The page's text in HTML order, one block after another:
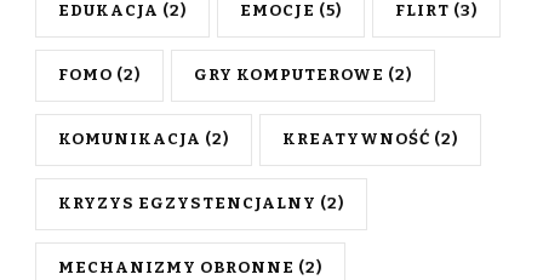
EDUKACJA (2) EMOCJE (5) FLIRT (3)
FOMO (2) GRY KOMPUTEROWE (2)
KOMUNIKACJA (2) KREATYWNOŚĆ (2)
KRYZYS EGZYSTENCJALNY (2)
MECHANIZMY OBRONNE (2)